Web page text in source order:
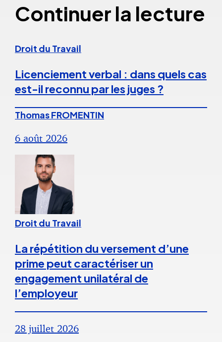
Continuer la lecture
Droit du Travail
Licenciement verbal : dans quels cas
est-il reconnu par les juges ?
Thomas FROMENTIN
6 août 2026
Droit du Travail
La répétition du versement d’une
prime peut caractériser un
engagement unilatéral de
l’employeur
28 juillet 2026